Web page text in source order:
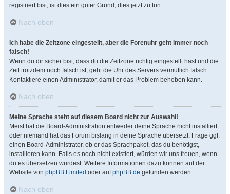
registriert bist, ist dies ein guter Grund, dies jetzt zu tun.
Nach oben
Ich habe die Zeitzone eingestellt, aber die Forenuhr geht immer noch
falsch!
Wenn du dir sicher bist, dass du die Zeitzone richtig eingestellt hast und die
Zeit trotzdem noch falsch ist, geht die Uhr des Servers vermutlich falsch.
Kontaktiere einen Administrator, damit er das Problem beheben kann.
Nach oben
Meine Sprache steht auf diesem Board nicht zur Auswahl!
Meist hat die Board-Administration entweder deine Sprache nicht installiert
oder niemand hat das Forum bislang in deine Sprache übersetzt. Frage ggf.
einen Board-Administrator, ob er das Sprachpaket, das du benötigst,
installieren kann. Falls es noch nicht existiert, würden wir uns freuen, wenn
du es übersetzen würdest. Weitere Informationen dazu können auf der
Website von phpBB Limited oder aufphpBB.de gefunden werden.
Nach oben